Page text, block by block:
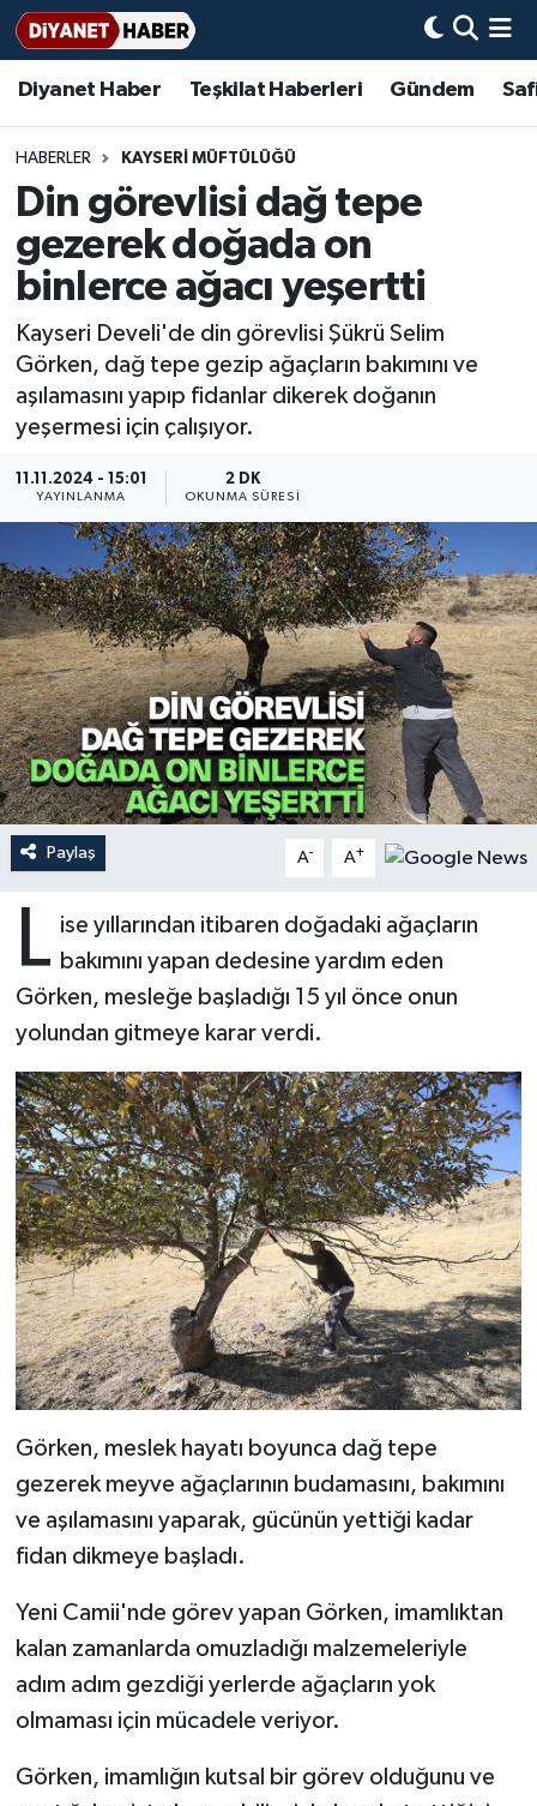
Diyanet Haber Teşkilat Haberleri Gündem
HABERLER KAYSERI MÜFTÜLÜĞÜ
Din görevlisi dağ tepe
gezerek doğada on
binlerce ağacı yeşertti
Kayseri Develi'de din görevlisi Şükrü Selim
Görken, dağ tepe gezip ağaçların bakımını ve
aşılamasını yapıp fidanlar dikerek doğanın
yeşermesi için çalışıyor.
11.11.2024 - 15:01
YAYINLANMA
2 DK
OKUNMA SÜRESI
Paylaş A- A+
L ise yıllarından itibaren doğadaki ağaçların
bakımını yapan dedesine yardım eden
Görken, mesleğe başladığı 15 yıl önce onun
yolundan gitmeye karar verdi.
Görken, meslek hayatı boyunca dağ tepe
gezerek meyve ağaçlarının budamasını, bakımını
ve aşılamasını yaparak, gücünün yettiği kadar
fidan dikmeye başladı.
Yeni Camii'nde görev yapan Görken, imamlıktan
kalan zamanlarda omuzladığı malzemeleriyle
adım adım gezdiği yerlerde ağaçların yok
olmaması için mücadele veriyor.
Görken, imamlığın kutsal bir görev olduğunu ve
Diyanet Haber
Teşkilat Haberleri
Adana Müftülüğü
Adıyaman Müftülüğü
Afyonkarahisar Müftülüğü
Ağrı Müftülüğü
Aksaray Müftülüğü
Amasya Müftülüğü
Antalya Müftülüğü
Ardahan Müftülüğü
Artvin Müftülüğü
Aydın Müftülüğü
Balıkesir Müftülüğü
Bartın Müftülüğü
Bayburt Müftülüğü
Bilecik Müftülüğü
Bingöl Müftülüğü
Bitlis Müftülüğü
Bolu Müftülüğü
Burdur Müftülüğü
Bursa Müftülüğü
Çanakkale Müftülüğü
Çankırı Müftülüğü
Çorum Müftülüğü
Denizli Müftülüğü
Diyarbakır Müftülüğü
Düzce Müftülüğü
Gündem
#Keşfet
Bir Ayet
Bir Hikaye
Biyografiler
Dini kavramlar
Diyanet Bilgi
Diyanet Takvimi
Hadislerle İslam
Kudüs
Kurban
Mukabele
Peygamberimizin Hayatı
Ramazan
Zekat
Basında Bugün
DİYANET eKİTAP
Aile Dergisi
Aylık Dergi
TDV
Hutbeler
DİYANET AKADEMİ
DİYANET GENÇLİK
DİYANET RADYO/TV
DEPREM
Eğitim
İmam Hatip Okulları
Kültür-Sanat
Aile
Sağlık
Makaleler
Başmakale
Ekonomi
Duyurular
Podcast
Hadis-i Şerifler
Hayat Okumaları
Bilim, Teknoloji
Biyografiler
Diyanet TV
İhtida Haberleri
YAŞAM
Nöbetçi Eczaneler
Hava Durumu
Ankara Namaz Vakitleri
Trafik Durumu
Süper Lig Puan Durumu ve Fikstür
Tüm Manşetler
Haber Arşivi